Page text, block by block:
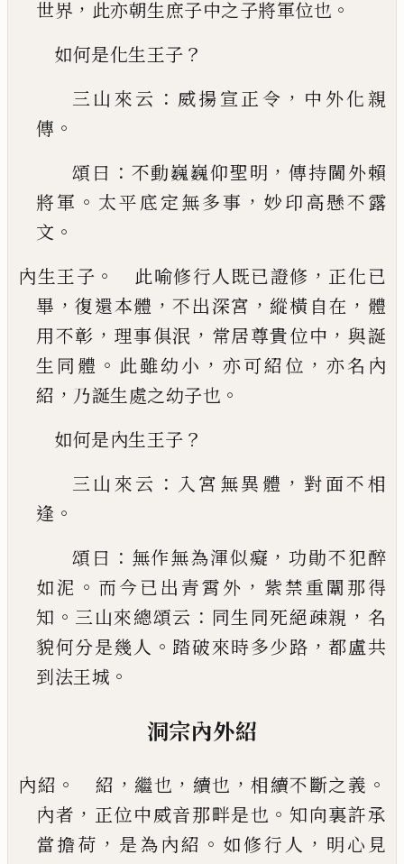
世界 ， 此亦朝生庶子中之子將軍位也 。
如何是化生王子 ？
三山來云 ： 威揚宣正令 ， 中外化親
傳 。
頌曰 ： 不動巍巍仰聖明 ，傳持閫外賴
將軍 。 太平底定無多事 ， 妙印高懸不露
文 。
內生王子 。 此喻修行人既已證修 ， 正化已
畢 ，復還本體 ，不出深宮 ， 縱橫自在 ， 體
用不彰 ， 理事俱泯 ， 常居尊貴位中 ， 與誕
生同體 。 此雖幼小 ， 亦可紹位 ， 亦名內
紹 ， 乃誕生處之幼子也 。
如何是內生王子 ？
三山來云 ： 入宮無異體 ，對面不相
逢 。
頌曰 ： 無作無為渾似癡 ， 功勛不犯醉
如泥 。 而今 已出青霄外 ， 紫禁重闈那得
知 。 三山來總頌云 ： 同生同死絕疎親 ， 名
貌何分是幾人 。 踏破來時多少路 ， 都盧共
到法王城 。
洞宗內外紹
內紹 。 紹 ， 繼也 ， 續也 ，相續不斷之義 。
內者 ， 正位中威音那畔是也 。知向裏許承
當擔荷 ， 是為內紹 。 如修行人 ， 明心見